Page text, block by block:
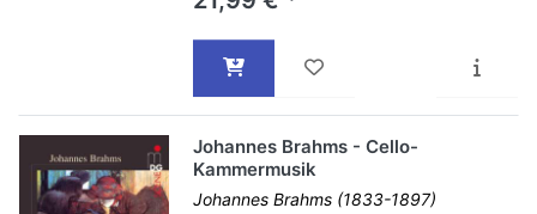
Johannes Brahms - Cello-
Kammermusik
Johannes Brahms (1833-1897)